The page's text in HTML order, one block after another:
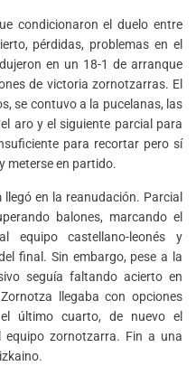
condicionaron el duelo entre
pérdidas, problemas en el
en un 18-1 de arranque
de victoria zornotzarras. El
se contuvo a la pucelanas, las
aro y el siguiente parcial para
para recortar pero sí
meterse en partido.
en la reanudación. Parcial
balones, marcando el
equipo castellano-leonés y
final. Sin embargo, pese a la
seguía faltando acierto en
llegaba con opciones
último cuarto, de nuevo el
zornotzarra. Fin a una